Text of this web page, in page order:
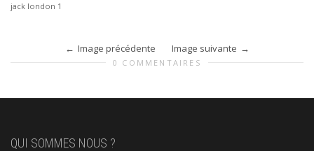
jack london 1
Image précédente Image suivante
0 COMMENTAIRES
QUI SOMMES NOUS ?